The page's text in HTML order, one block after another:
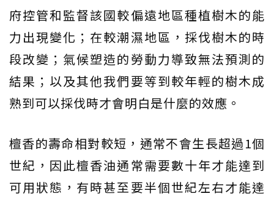
府控管和監督該國較偏遠地區種植樹木的能
力出現變化；在較潮濕地區，採伐樹木的時
段改變；氣候塑造的勞動力導致無法預測的
結果；以及其他我們要等到較年輕的樹木成
熟到可以採伐時才會明白是什麼的效應。
檀香的壽命相對較短，通常不會生長超過1個
世紀，因此檀香油通常需要數十年才能達到
可用狀態，有時甚至要半個世紀左右才能達